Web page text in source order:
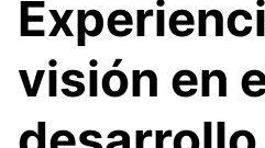
visión en